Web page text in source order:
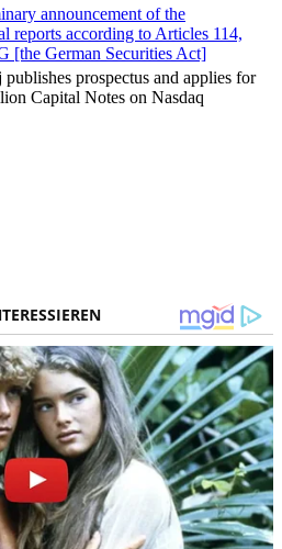
announcement of the
reports according to Articles 114,
[the German Securities Act]
prospectus and applies for
Capital Notes on Nasdaq